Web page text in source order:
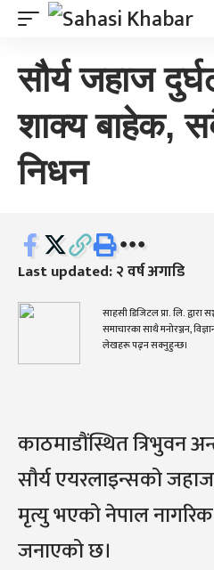
सौर्य जहाज
शाक्य बाहेक,
निधन
Last updated: २ वर्ष अगाडि
साहसी डिजिटल प्रा. लि. द्वारा
समाचारका साथै मनोरञ्जन,
लेखहरू पढ्न सक्नुहुन्छ।
काठमाडौंस्थित त्रिभुवन
सौर्य एयरलाइन्सको
मृत्यु भएको नेपाल
जनाएको छ।